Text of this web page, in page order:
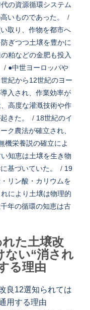
の資源循環システム
いものであった。
/
取り、作物を都市へ
ぎつつ土壌を豊かに
粕などの金肥も投入
/ ●中世ヨーロッパや
世紀から12世紀のヨー
入され、作業効率が
高度な灌漑技術や作
きた。
/ 18世紀のイ
ク農法が確立され、
機栄養説の確立によ
知恵は土壌を生き物
基づいていた。
/ 19
リン酸・カリウムを
れにより土壌は物理的
年の循環の知恵は古
た土壌改
ない“消され
る理由
良12選知られては
用する理由